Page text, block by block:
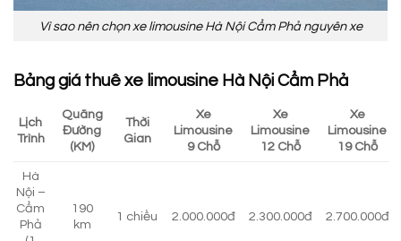
Vì sao nên chọn xe limousine Hà Nội Cẩm Phả nguyên xe
Bảng giá thuê xe limousine Hà Nội Cẩm Phả
Lịch
Trình
Quãng
Đường
(KM)
Thời
Gian
Xe
Limousine
9 Chỗ
Xe
Limousine
12 Chỗ
Xe
Limousine
19 Chỗ
Hà
Nội –
Cẩm
Phả
190
km
1 chiều 2.000.000đ 2.300.000đ 2.700.000đ